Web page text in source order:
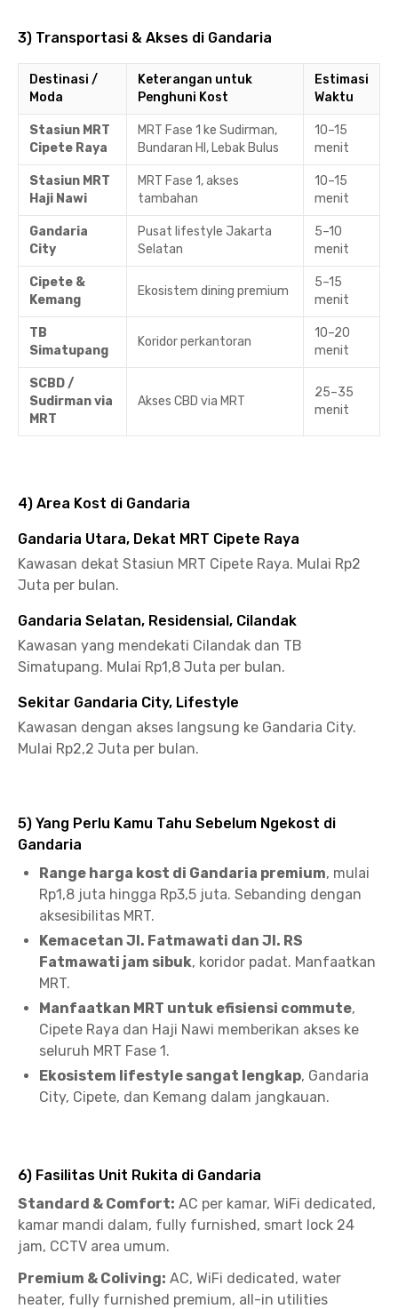
3) Transportasi & Akses di Gandaria
Destinasi /
Moda
Keterangan untuk
Penghuni Kost
Estimasi
Waktu
Stasiun MRT
Cipete Raya
MRT Fase 1 ke Sudirman,
Bundaran HI, Lebak Bulus
10–15
menit
Stasiun MRT
Haji Nawi
MRT Fase 1, akses
tambahan
10–15
menit
Gandaria
City
Pusat lifestyle Jakarta
Selatan
5–10
menit
Cipete &
Kemang
Ekosistem dining premium
5–15
menit
TB
Simatupang
Koridor perkantoran
10–20
menit
SCBD /
Sudirman via
MRT
Akses CBD via MRT
25–35
menit
4) Area Kost di Gandaria
Gandaria Utara, Dekat MRT Cipete Raya
Kawasan dekat Stasiun MRT Cipete Raya. Mulai Rp2
Juta per bulan.
Gandaria Selatan, Residensial, Cilandak
Kawasan yang mendekati Cilandak dan TB
Simatupang. Mulai Rp1,8 Juta per bulan.
Sekitar Gandaria City, Lifestyle
Kawasan dengan akses langsung ke Gandaria City.
Mulai Rp2,2 Juta per bulan.
5) Yang Perlu Kamu Tahu Sebelum Ngekost di
Gandaria
Range harga kost di Gandaria premium, mulai
Rp1,8 juta hingga Rp3,5 juta. Sebanding dengan
aksesibilitas MRT.
Kemacetan Jl. Fatmawati dan Jl. RS
Fatmawati jam sibuk, koridor padat. Manfaatkan
MRT.
Manfaatkan MRT untuk efisiensi commute,
Cipete Raya dan Haji Nawi memberikan akses ke
seluruh MRT Fase 1.
Ekosistem lifestyle sangat lengkap, Gandaria
City, Cipete, dan Kemang dalam jangkauan.
6) Fasilitas Unit Rukita di Gandaria
Standard & Comfort: AC per kamar, WiFi dedicated,
kamar mandi dalam, fully furnished, smart lock 24
jam, CCTV area umum.
Premium & Coliving: AC, WiFi dedicated, water
heater, fully furnished premium, all-in utilities